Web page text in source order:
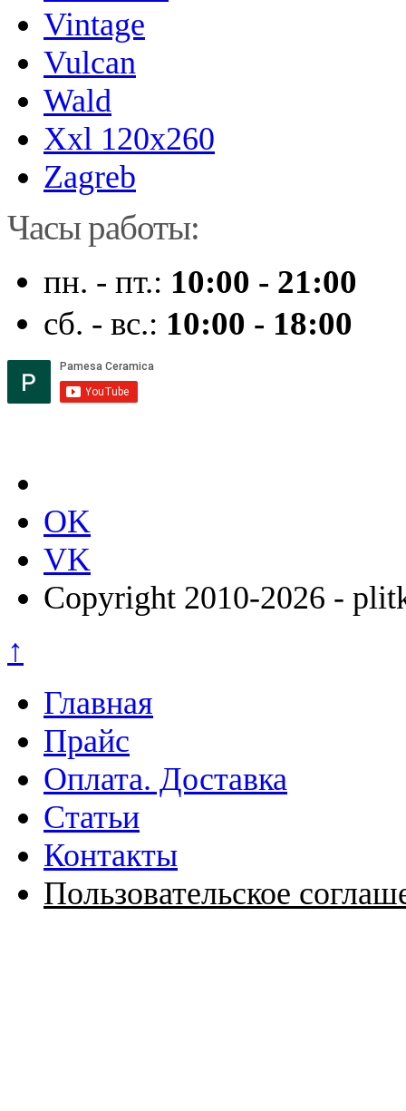
Vintage
Vulcan
Wald
Xxl 120x260
Zagreb
Часы работы:
пн. - пт.: 10:00 - 21:00
сб. - вс.: 10:00 - 18:00
OK
VK
Copyright 2010-2026 -
↑
Главная
Прайс
Оплата. Доставка
Статьи
Контакты
Пользовательское